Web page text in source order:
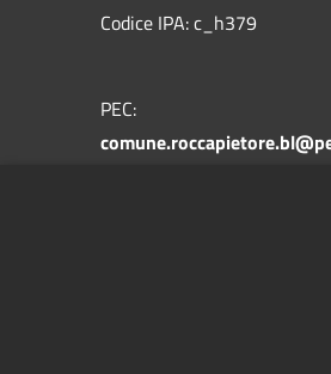
Codice IPA: c_h379
PEC: